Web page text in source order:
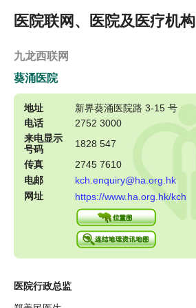
医院联网、医院及医疗机构
九龙西联网
葵涌医院
地址
新界葵涌医院路 3-15 号
电话
2752 3000
来电显示
号码
1828 547
传真
2745 7610
电邮
kch.enquiry@ha.org.hk
网址
https://www.ha.org.hk/kch
医院行政总监